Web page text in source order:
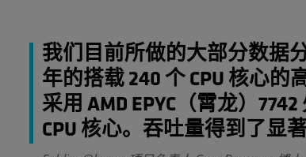
我们目前所做的大部分数据
年的搭载 240 个 CPU 核心
采用 AMD EPYC（霄龙）
CPU 核心。吞吐量得到了显